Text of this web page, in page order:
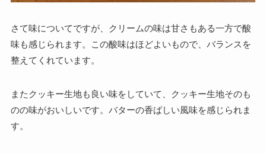
さて味についてですが、クリームの味は甘さもある一方で酸
味も感じられます。この酸味はほどよいもので、バランスを
整えてくれています。
またクッキー生地も良い味をしていて、クッキー生地そのも
のの味がおいしいです。バターの香ばしい風味を感じられま
す。